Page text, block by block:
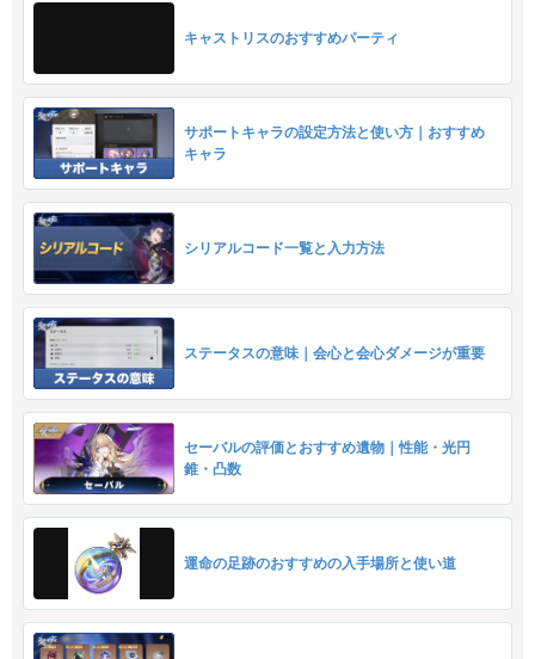
キャストリスのおすすめパーティ
サポートキャラの設定方法と使い方｜おすすめ
キャラ
シリアルコード一覧と入力方法
ステータスの意味｜会心と会心ダメージが重要
セーバルの評価とおすすめ遺物｜性能・光円
錐・凸数
運命の足跡のおすすめの入手場所と使い道